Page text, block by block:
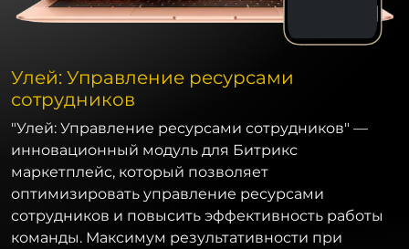
Улей: Управление ресурсами
сотрудников
"Улей: Управление ресурсами сотрудников" —
инновационный модуль для Битрикс
маркетплейс, который позволяет
оптимизировать управление ресурсами
сотрудников и повысить эффективность работы
команды. Максимум результативности при